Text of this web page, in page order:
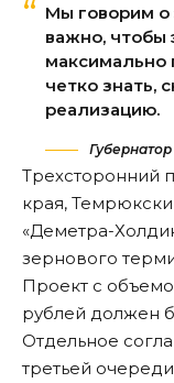
Мы говорим о
важно, чтобы
четко знать,
реализацию.
Трехсторонний
края,
«Деметра-
зернового
Проект с
рублей должен
Отдельное
третьей